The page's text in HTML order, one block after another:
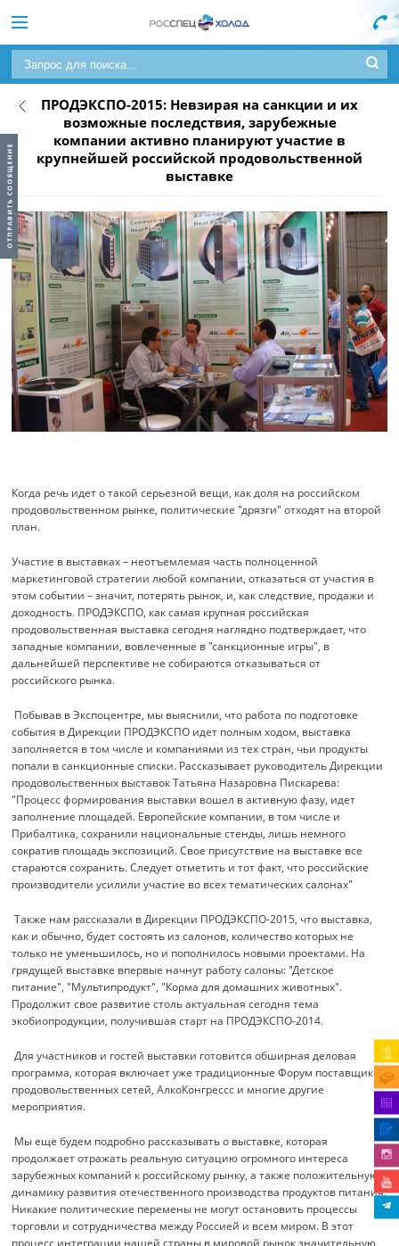
ПРОДЭКСПО-2015: Невзирая на санкции и их
возможные последствия, зарубежные
компании активно планируют участие в
крупнейшей российской продовольственной
выставке
Когда речь идет о такой серьезной вещи, как доля на российском
продовольственном рынке, политические "дрязги" отходят на второй
план.
Участие в выставках – неотъемлемая часть полноценной
маркетинговой стратегии любой компании, отказаться от участия в
этом событии – значит, потерять рынок, и, как следствие, продажи и
доходность. ПРОДЭКСПО, как самая крупная российская
продовольственная выставка сегодня наглядно подтверждает, что
западные компании, вовлеченные в "санкционные игры", в
дальнейшей перспективе не собираются отказываться от
российского рынка.
Побывав в Экспоцентре, мы выяснили, что работа по подготовке
события в Дирекции ПРОДЭКСПО идет полным ходом, выставка
заполняется в том числе и компаниями из тех стран, чьи продукты
попали в санкционные списки. Рассказывает руководитель Дирекции
продовольственных выставок Татьяна Назаровна Пискарева:
"Процесс формирования выставки вошел в активную фазу, идет
заполнение площадей. Европейские компании, в том числе и
Прибалтика, сохранили национальные стенды, лишь немного
сократив площадь экспозиций. Свое присутствие на выставке все
стараются сохранить. Следует отметить и тот факт, что российские
производители усилили участие во всех тематических салонах"
Также нам рассказали в Дирекции ПРОДЭКСПО-2015, что выставка,
как и обычно, будет состоять из салонов, количество которых не
только не уменьшилось, но и пополнилось новыми проектами. На
грядущей выставке впервые начнут работу салоны: "Детское
питание", "Мультипродукт", "Корма для домашних животных".
Продолжит свое развитие столь актуальная сегодня тема
экобиопродукции, получившая старт на ПРОДЭКСПО-2014.
Для участников и гостей выставки готовится обширная деловая
программа, которая включает уже традиционные Форум поставщиков
продовольственных сетей, АлкоКонгрессс и многие другие
мероприятия.
Мы еще будем подробно рассказывать о выставке, которая
продолжает отражать реальную ситуацию огромного интереса
зарубежных компаний к российскому рынку, а также положительную
динамику развития отечественного производства продуктов питания.
Никакие политические перемены не могут остановить процессы
торговли и сотрудничества между Россией и всем миром. В этот
процесс интеграции нашей страны в мировой рынок значительную